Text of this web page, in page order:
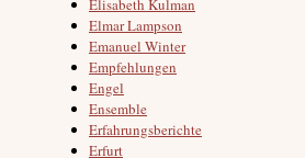
Elisabeth Kulman
Elmar Lampson
Emanuel Winter
Empfehlungen
Engel
Ensemble
Erfahrungsberichte
Erfurt